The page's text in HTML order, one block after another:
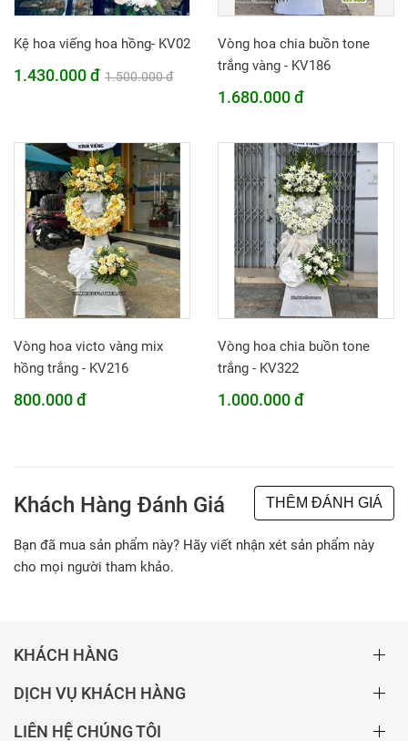
Kệ hoa viếng hoa hồng- KV02
1.430.000 đ 1.500.000 đ
Vòng hoa chia buồn tone
trắng vàng - KV186
1.680.000 đ
Vòng hoa victo vàng mix
hồng trắng - KV216
800.000 đ
Vòng hoa chia buồn tone
trắng - KV322
1.000.000 đ
Khách Hàng Đánh Giá THÊM ĐÁNH GIÁ
Bạn đã mua sản phẩm này? Hãy viết nhận xét sản phẩm này
cho mọi người tham khảo.
KHÁCH HÀNG
DỊCH VỤ KHÁCH HÀNG
LIÊN HỆ CHÚNG TÔI